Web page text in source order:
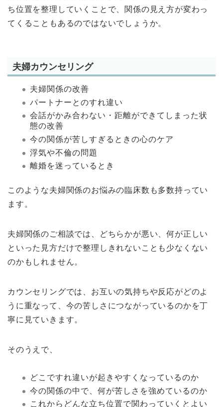
ち位置を整理していくことで、関係の見え方が変わっ
てくることもあるのではないでしょうか。
夫婦カウンセリング
夫婦関係の改善
パートナーとのすれ違い
会話がかみ合わない・距離ができてしまった状
態の改善
今の関係が苦しすぎるときの心のケア
浮気や不倫の問題
離婚を迷っているとき
このような夫婦関係のお悩みの臨床数も多数持ってい
ます。
夫婦関係のご相談では、どちらかが悪い、何が正しい
といった見方だけで整理しきれないことも少なくない
のかもしれません。
カウンセリングでは、お互いの気持ちや反応がどのよ
うに重なって、今の苦しさにつながっているのかを丁
寧に見ていきます。
そのうえで、
どこですれ違いが起きやすくなっているのか
今の関係の中で、何が苦しさを強めているのか
これからどんな立ち位置で関わっていくとよい